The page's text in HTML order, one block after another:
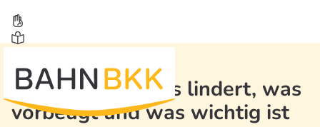
Sodbrennen: Was lindert, was
vorbeugt und was wichtig ist